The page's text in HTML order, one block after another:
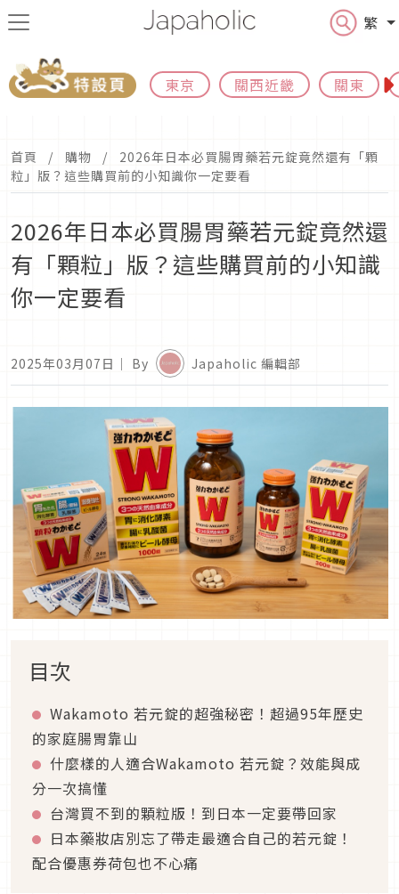
繁
東京 關西近畿 關東
首頁 購物
2026年日本必買腸胃藥若元錠竟然還有「顆
粒」版？這些購買前的小知識你一定要看
2026年日本必買腸胃藥若元錠竟然還
有「顆粒」版？這些購買前的小知識
你一定要看
2025年03月07日 ｜ By Japaholic 編輯部
目次
Wakamoto 若元錠的超強秘密！超過95年歷史
的家庭腸胃靠山
什麼樣的人適合Wakamoto 若元錠？效能與成
分一次搞懂
台灣買不到的顆粒版！到日本一定要帶回家
日本藥妝店別忘了帶走最適合自己的若元錠！
配合優惠券荷包也不心痛